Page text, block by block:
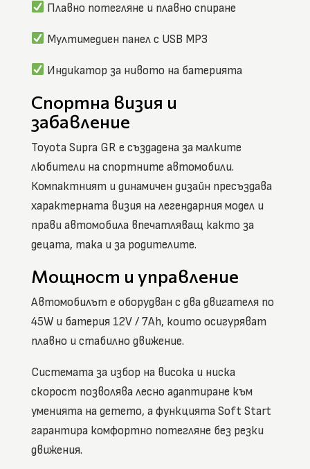
Плавно потегляне и плавно спиране
Мултимедиен панел с USB MP3
Индикатор за нивото на батерията
Спортна визия и
забавление
Toyota Supra GR е създадена за малките
любители на спортните автомобили.
Компактният и динамичен дизайн пресъздава
характерната визия на легендарния модел и
прави автомобила впечатляващ както за
децата, така и за родителите.
Мощност и управление
Автомобилът е оборудван с два двигателя по
45W и батерия 12V / 7Ah, които осигуряват
плавно и стабилно движение.
Системата за избор на висока и ниска
скорост позволява лесно адаптиране към
уменията на детето, а функцията Soft Start
гарантира комфортно потегляне без резки
движения.